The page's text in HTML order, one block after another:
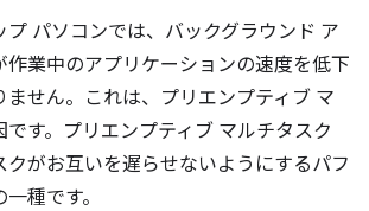
パソコンでは、バックグラウンド ア
作業中のアプリケーションの速度を低下
ません。これは、プリエンプティブ マ
す。プリエンプティブ マルチタスク
クがお互いを遅らせないようにするパフ
種です。